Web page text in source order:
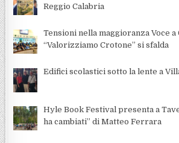
Reggio Calabria
Tensioni nella maggioranza Voce
“Valorizziamo Crotone” si sfalda
Edifici scolastici sotto la lente a
Hyle Book Festival presenta a
ha cambiati” di Matteo Ferrara